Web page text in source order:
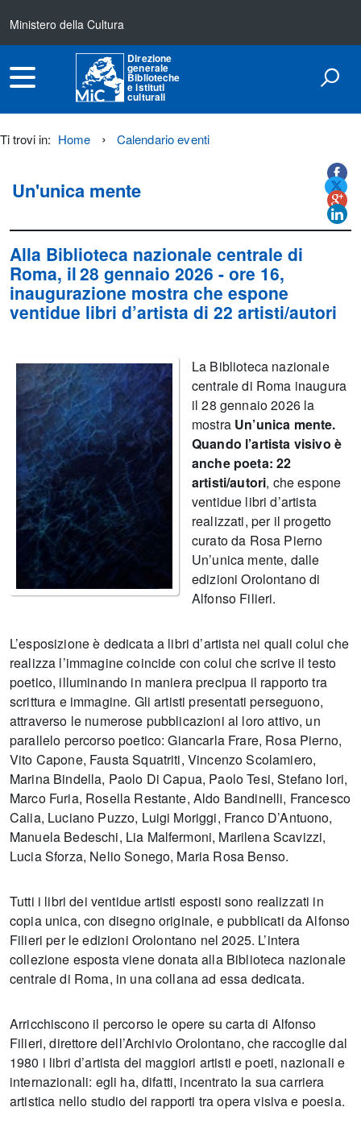
Ministero della Cultura
Direzione
generale
Biblioteche
e istituti
culturali
Ti trovi in: Home Calendario eventi
Un'unica mente
Alla Biblioteca nazionale centrale di
Roma, il28 gennaio 2026 - ore 16,
inaugurazione mostra che espone
ventidue libri d’artista di 22 artisti/autori
La Biblioteca nazionale
centrale di Roma inaugura
il 28 gennaio 2026 la
mostra Un’unica mente.
Quando l’artista visivo è
anche poeta: 22
artisti/autori, che espone
ventidue libri d’artista
realizzati, per il progetto
curato da Rosa Pierno
Un’unica mente, dalle
edizioni Orolontano di
Alfonso Filieri.
L’esposizione è dedicata a libri d’artista nei quali colui che
realizza l’immagine coincide con colui che scrive il testo
poetico, illuminando in maniera precipua il rapporto tra
scrittura e immagine. Gli artisti presentati perseguono,
attraverso le numerose pubblicazioni al loro attivo, un
parallelo percorso poetico: Giancarla Frare, Rosa Pierno,
Vito Capone, Fausta Squatriti, Vincenzo Scolamiero,
Marina Bindella, Paolo Di Capua, Paolo Tesi, Stefano Iori,
Marco Furia, Rosella Restante, Aldo Bandinelli, Francesco
Calia, Luciano Puzzo, Luigi Moriggi, Franco D’Antuono,
Manuela Bedeschi, Lia Malfermoni, Marilena Scavizzi,
Lucia Sforza, Nelio Sonego, Maria Rosa Benso.
Tutti i libri dei ventidue artisti esposti sono realizzati in
copia unica, con disegno originale, e pubblicati da Alfonso
Filieri per le edizioni Orolontano nel 2025. L’intera
collezione esposta viene donata alla Biblioteca nazionale
centrale di Roma, in una collana ad essa dedicata.
Arricchiscono il percorso le opere su carta di Alfonso
Filieri, direttore dell’Archivio Orolontano, che raccoglie dal
1980 i libri d’artista dei maggiori artisti e poeti, nazionali e
internazionali: egli ha, difatti, incentrato la sua carriera
artistica nello studio dei rapporti tra opera visiva e poesia.